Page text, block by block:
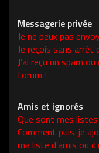
Messagerie privée
Je ne peux pas
Je reçois sans arrêt
J’ai reçu un spam
forum !
Amis et ignorés
Que sont mes listes
Comment puis-je
ma liste d’amis ou